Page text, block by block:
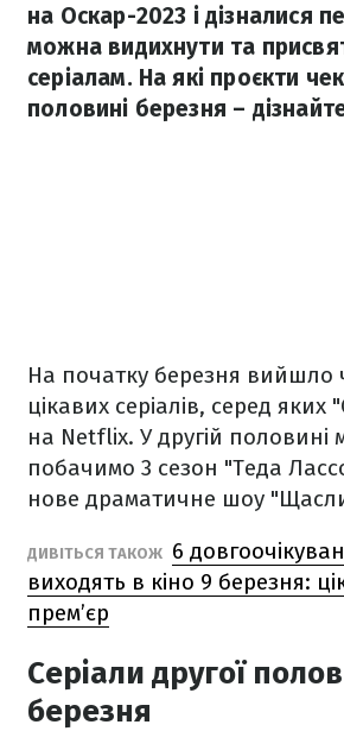
на Оскар-2023 і дізналися
можна видихнути та
серіалам. На які проєкти
половині березня –
На початку березня вийшло
цікавих серіалів, серед
на Netflix. У другій половині
побачимо 3 сезон "Теда
нове драматичне шоу
ДИВІТЬСЯ ТАКОЖ 6
виходять в кіно 9 березня:
прем’єр
Серіали другої
березня